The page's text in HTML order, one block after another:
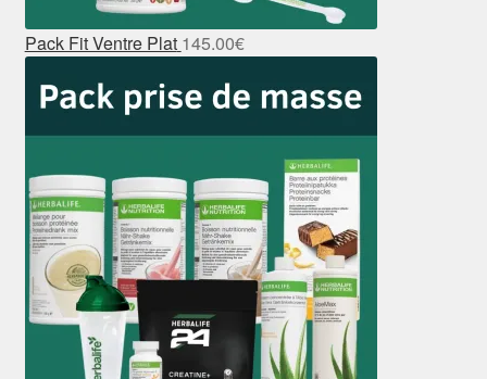
Pack Fit Ventre Plat 145.00€